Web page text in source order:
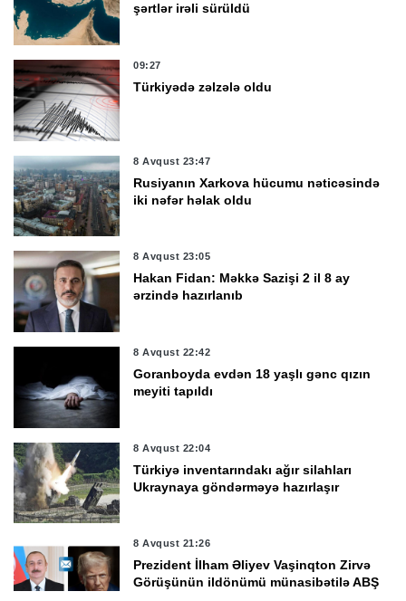
şərtlər irəli sürüldü
09:27
Türkiyədə zəlzələ oldu
8 Avqust 23:47
Rusiyanın Xarkova hücumu nəticəsində
iki nəfər həlak oldu
8 Avqust 23:05
Hakan Fidan: Məkkə Sazişi 2 il 8 ay
ərzində hazırlanıb
8 Avqust 22:42
Goranboyda evdən 18 yaşlı gənc qızın
meyiti tapıldı
8 Avqust 22:04
Türkiyə inventarındakı ağır silahları
Ukraynaya göndərməyə hazırlaşır
8 Avqust 21:26
Prezident İlham Əliyev Vaşinqton Zirvə
Görüşünün ildönümü münasibətilə ABŞ